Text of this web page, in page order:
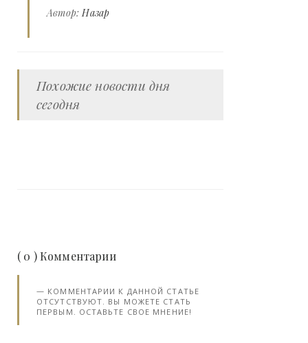
Автор: Назар
Похожие новости дня
сегодня
( 0 ) Комментарии
КОММЕНТАРИИ К ДАННОЙ СТАТЬЕ
ОТСУТСТВУЮТ. ВЫ МОЖЕТЕ СТАТЬ
ПЕРВЫМ. ОСТАВЬТЕ СВОЕ МНЕНИЕ!